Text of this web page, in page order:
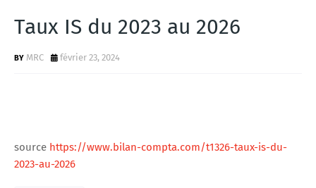
Taux IS du 2023 au 2026
MRC février 23, 2024
source https://www.bilan-compta.com/t1326-taux-is-du-
2023-au-2026